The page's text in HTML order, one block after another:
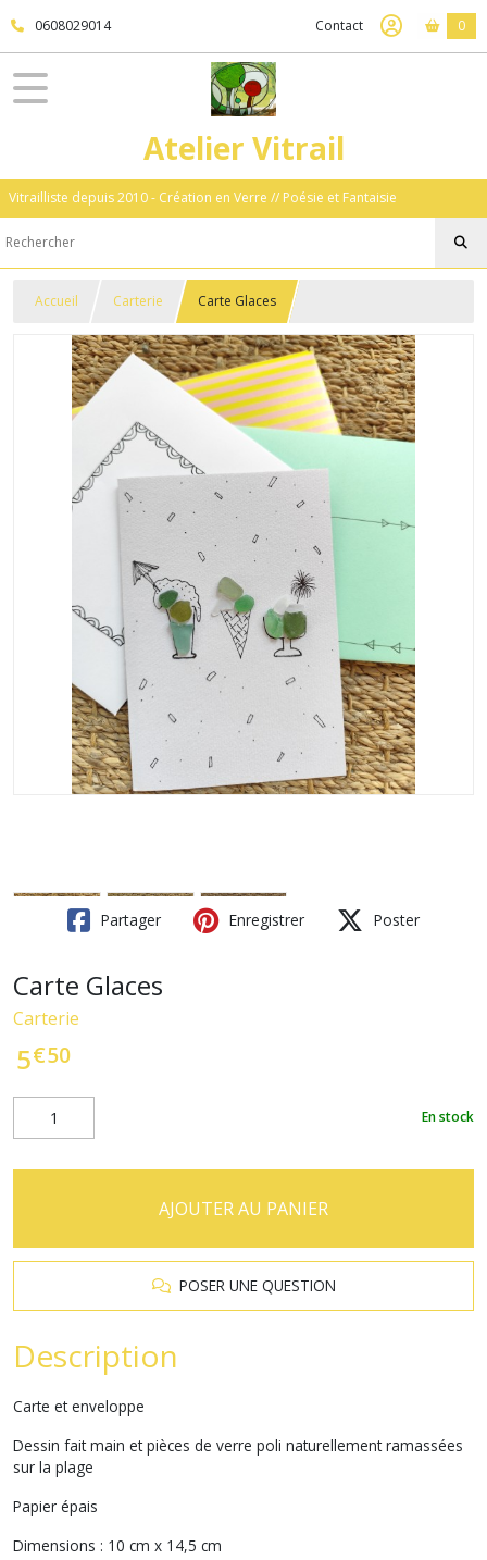
0608029014 Contact 0
Atelier Vitrail
Vitrailliste depuis 2010 - Création en Verre // Poésie et Fantaisie
Accueil Carterie Carte Glaces
Partager Enregistrer Poster
Carte Glaces
Carterie
5€50
En stock
AJOUTER AU PANIER
POSER UNE QUESTION
Description
Carte et enveloppe
Dessin fait main et pièces de verre poli naturellement ramassées
sur la plage
Papier épais
Dimensions : 10 cm x 14,5 cm